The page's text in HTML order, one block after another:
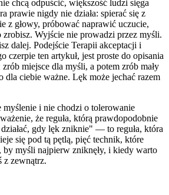
chcą odpuścić, większość ludzi sięga
prawie nigdy nie działa: spierać się z
z głowy, próbować naprawić uczucie,
Wyjście nie prowadzi przez myśli.
dalej. Podejście Terapii akceptacji i
czerpie ten artykuł, jest proste do opisania
miejsce dla myśli, a potem zrób mały
ciebie ważne. Lęk może jechać razem
i nie chodzi o tolerowanie
że reguła, którą prawdopodobnie
gdy lęk zniknie" — to reguła, która
się pod tą pętlą, pięć technik, które
by myśli najpierw zniknęły, i kiedy warto
z zewnątrz.